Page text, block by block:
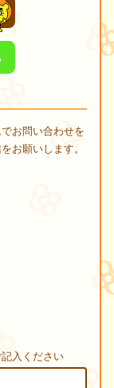
お問い合わせを
お願いします。
入ください